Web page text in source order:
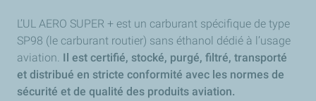
L’UL AERO SUPER + est un carburant spécifique de type
SP98 (le carburant routier) sans éthanol dédié à l’usage
aviation. Il est certifié, stocké, purgé, filtré, transporté
et distribué en stricte conformité avec les normes de
sécurité et de qualité des produits aviation.